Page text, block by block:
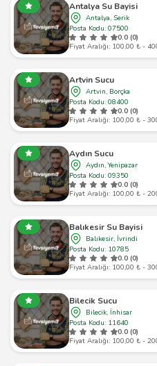
Antalya Su Bayisi
Antalya, Serik
Posta Kodu: 07500
0.0 (0)
Fiyat Aralığı: 100,00 ₺ -
Artvin Sucu
Artvin, Borçka
Posta Kodu: 08400
0.0 (0)
Fiyat Aralığı: 100,00 ₺ -
Aydın Sucu
Aydın, Yenipazar
Posta Kodu: 09350
0.0 (0)
Fiyat Aralığı: 100,00 ₺ -
Balıkesir Su Bayisi
Balıkesir, İvrindi
Posta Kodu: 10785
0.0 (0)
Fiyat Aralığı: 100,00 ₺ -
Bilecik Sucu
Bilecik, İnhisar
Posta Kodu: 11640
0.0 (0)
Fiyat Aralığı: 100,00 ₺ -